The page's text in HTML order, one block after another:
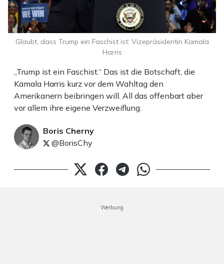
„Trump ist ein Faschist.“ Das ist die Botschaft, die
Kamala Harris kurz vor dem Wahltag den
Amerikanern beibringen will. All das offenbart aber
vor allem ihre eigene Verzweiflung.
Boris Cherny
@BorisChy
Glaubt, dass Trump ein Faschist ist: Vizepräsidentin Kamala
Harris
Werbung